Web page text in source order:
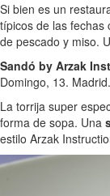
Si bien es un
típicos de las fechas
de pescado y miso.
Sandó by Arzak
Domingo, 13.
La torrija super
forma de sopa. Una
estilo Arzak